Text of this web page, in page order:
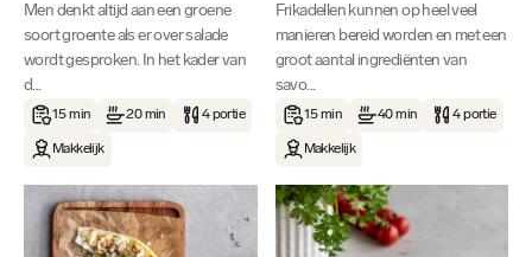
Men denkt altijd aan een groene
soort groente als er over salade
wordt gesproken. In het kader van
d...
15 min 20 min 4 portie
Makkelijk
Frikadellen kunnen op heel veel
manieren bereid worden en met een
groot aantal ingrediënten van
savo...
15 min 40 min 4 portie
Makkelijk